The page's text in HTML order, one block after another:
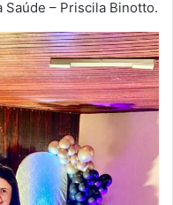
– Priscila Binotto.